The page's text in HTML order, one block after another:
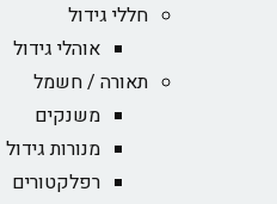
חללי גידול
אוהלי גידול
תאורה / חשמל
משנקים
מנורות גידול
רפלקטורים